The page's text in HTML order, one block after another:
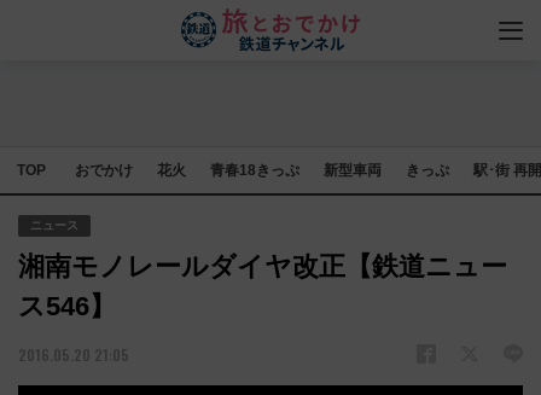
TOP おでかけ 花火 青春18きっぷ 新型車両 きっぷ 駅･街 再
ニュース
湘南モノレールダイヤ改正【鉄道ニュー
ス546】
2016.05.20 21:05